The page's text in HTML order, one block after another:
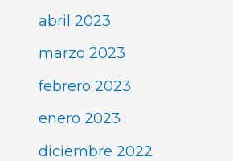
abril 2023
marzo 2023
febrero 2023
enero 2023
diciembre 2022